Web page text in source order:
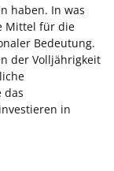
haben. In was
Mittel für die
Bedeutung.
der Volljährigkeit
das
in